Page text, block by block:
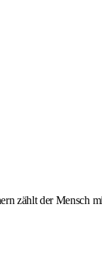
zählt der Mensch